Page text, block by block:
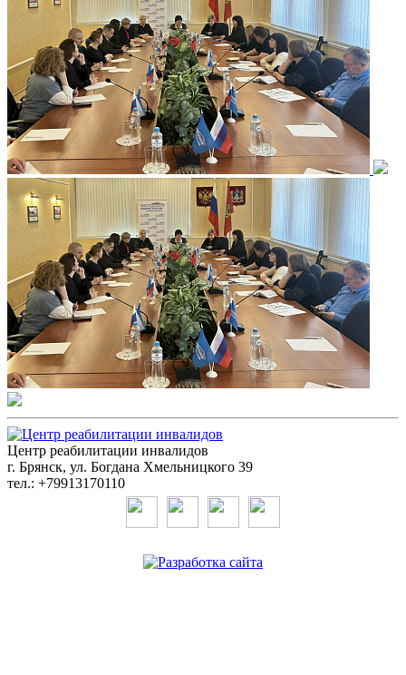
Центр реабилитации инвалидов
г. Брянск, ул. Богдана Хмельницкого 39
тел.: +79913170110